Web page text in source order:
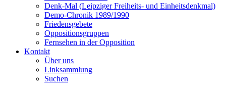
Denk-Mal (Leipziger Freiheits- und Einheitsdenkmal)
Demo-Chronik 1989/1990
Friedensgebete
Oppositionsgruppen
Fernsehen in der Opposition
Kontakt
Über uns
Linksammlung
Suchen